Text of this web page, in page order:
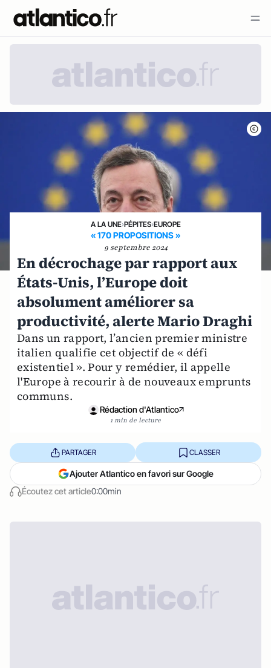
A LA UNE›PÉPITES›EUROPE
« 170 PROPOSITIONS »
9 septembre 2024
En décrochage par rapport aux
États-Unis, l’Europe doit
absolument améliorer sa
productivité, alerte Mario Draghi
Dans un rapport, l’ancien premier ministre
italien qualifie cet objectif de « défi
existentiel ». Pour y remédier, il appelle
l'Europe à recourir à de nouveaux emprunts
communs.
Rédaction d'Atlantico
1 min de lecture
Écoutez cet article0:00min
PARTAGER CLASSER
Ajouter Atlantico en favori sur Google